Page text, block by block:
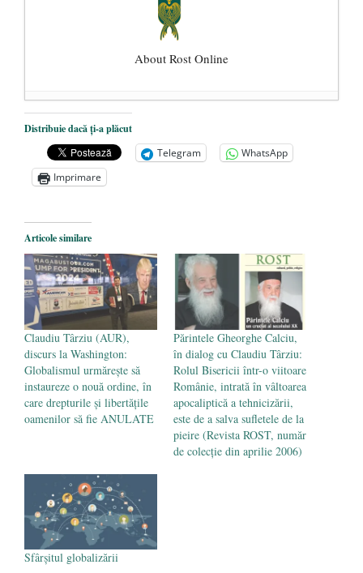
About Rost Online
Dezvăluiri cutremurătoare despre
președintele Ucrainei, Volodymyr
Zelensky
- 13 mai 2026
Statul care servește Națiunea
Legea Vexler produce efecte. Bustul
poetului Octavian Goga, înlăturat din Iași
- 16 aprilie 2026
Distribuie dacă ți-a plăcut
Telegram
WhatsApp
Imprimare
Articole similare
Claudiu Târziu (AUR),
discurs la Washington:
Globalismul urmărește să
instaureze o nouă ordine, în
care drepturile și libertățile
oamenilor să fie ANULATE
Părintele Gheorghe Calciu,
în dialog cu Claudiu Târziu:
Rolul Bisericii într-o viitoare
Românie, intrată în vâltoarea
apocaliptică a tehnicizării,
este de a salva sufletele de la
pieire (Revista ROST, număr
de colecție din aprilie 2006)
Sfârșitul globalizării